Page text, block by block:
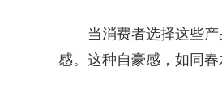
当消费者选择这些
感。这种自豪感，如同